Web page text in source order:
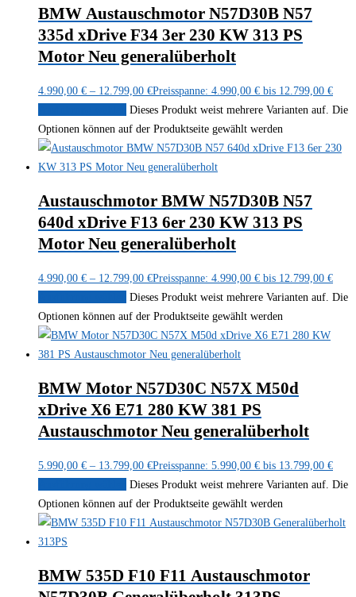
BMW Austauschmotor N57D30B N57
335d xDrive F34 3er 230 KW 313 PS
Motor Neu generalüberholt
4.990,00 € – 12.799,00 €Preisspanne: 4.990,00 € bis 12.799,00 €
Dieses Produkt weist mehrere Varianten auf. Die
Optionen können auf der Produktseite gewählt werden
Austauschmotor BMW N57D30B N57
640d xDrive F13 6er 230 KW 313 PS
Motor Neu generalüberholt
4.990,00 € – 12.799,00 €Preisspanne: 4.990,00 € bis 12.799,00 €
Dieses Produkt weist mehrere Varianten auf. Die
Optionen können auf der Produktseite gewählt werden
BMW Motor N57D30C N57X M50d
xDrive X6 E71 280 KW 381 PS
Austauschmotor Neu generalüberholt
5.990,00 € – 13.799,00 €Preisspanne: 5.990,00 € bis 13.799,00 €
Dieses Produkt weist mehrere Varianten auf. Die
Optionen können auf der Produktseite gewählt werden
BMW 535D F10 F11 Austauschmotor